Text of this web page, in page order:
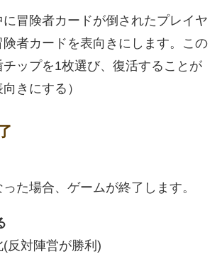
冒険者カードが倒されたプレイヤ
者カードを表向きにします。この
ップを1枚選び、復活することが
きにする）
た場合、ゲームが終了します。
反対陣営が勝利)